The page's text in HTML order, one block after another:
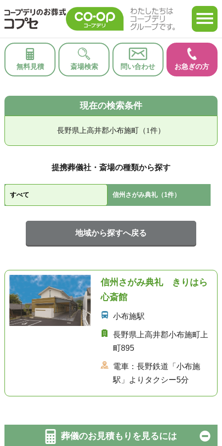
無料見積 斎場検索 問い合わせ お急ぎの方
現在の検索条件
長野県上高井郡小布施町（1件）
提携葬儀社・斎場の種類から探す
すべて 信州さがみ典礼（1件）
地域から探すへ戻る
信州さがみ典礼 きりはら
心斎館
小布施駅
長野県上高井郡小布施町上
町895
電車：長野鉄道「小布施
駅」よりタクシー5分
葬儀のお見積もりを見るには